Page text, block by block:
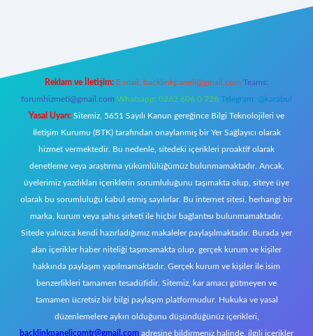
Reklam ve İletişim: E-mail: backlinkpaneli@gmail.com Teams:
forumhizmeti@gmail.com Whatsapp: 0262 606 0 726 Telegram: @karabul
Yasal Uyarı: Sitemiz, 5651 Sayılı Kanun gereğince Bilgi Teknolojileri ve
İletişim Kurumu (BTK) tarafından onaylanmış bir Yer Sağlayıcı olarak
hizmet vermektedir. Bu nedenle, sitedeki içerikleri proaktif olarak
denetleme veya araştırma yükümlülüğümüz bulunmamaktadır. Ancak,
üyelerimiz yazdıkları içeriklerin sorumluluğunu taşımakta olup, siteye üye
olarak bu sorumluluğu kabul etmiş sayılırlar. Bu internet sitesi, herhangi bir
marka, kurum veya şahıs şirketi ile hiçbir bağlantısı bulunmamaktadır.
Sitede yalnızca kendi hazırladığımız makaleler paylaşılmaktadır. Burada yer
alan içerikler haber niteliği taşımamakta olup, gerçek kurum ve kişiler
hakkında paylaşım yapılmamaktadır. Gerçek kurum ve kişiler ile isim
benzerlikleri tamamen tesadüfidir. Sitemiz, kar amacı gütmeyen ve
tamamen ücretsiz bir bilgi paylaşım platformudur. Hukuka ve yasal
düzenlemelere aykırı olduğunu düşündüğünüz içerikleri,
backlinkpanelicomtr@gmail.com adresine bildirmeniz halinde, ilgili içerikler